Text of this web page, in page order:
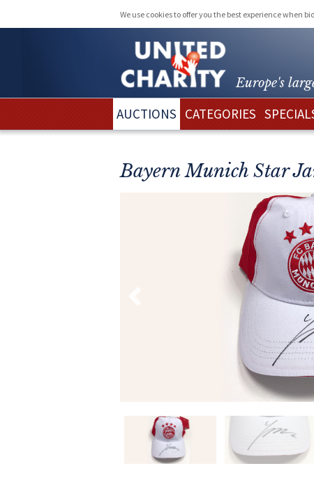
We use cookies to offer you the best experience when
Europe's
AUCTIONS CATEGORIES
Bayern Munich Star